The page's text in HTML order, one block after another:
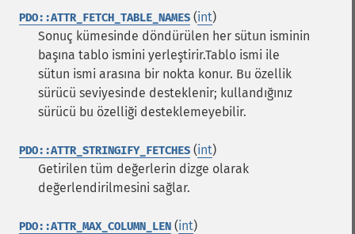
PDO::ATTR_FETCH_TABLE_NAMES (int)
Sonuç kümesinde döndürülen her sütun isminin
başına tablo ismini yerleştirir.Tablo ismi ile
sütun ismi arasına bir nokta konur. Bu özellik
sürücü seviyesinde desteklenir; kullandığınız
sürücü bu özelliği desteklemeyebilir.
PDO::ATTR_STRINGIFY_FETCHES (int)
Getirilen tüm değerlerin dizge olarak
değerlendirilmesini sağlar.
PDO::ATTR_MAX_COLUMN_LEN (int)